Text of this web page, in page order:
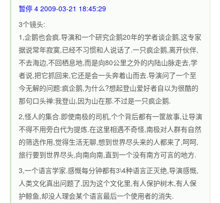
暂停 4 2009-03-21 18:45:29
3个镜头:
1,企鹅也会疯.导演和一个研究企鹅20年的学者谈企鹅,这专家
据说常年寂寞,已经不习惯和人说话了.一只疯企鹅,离开伙伴,
不去海边,不回栖息地,而是向80公里之外的内陆山脉走去,学
者说,把它抓回来,它还是会一头奔着山而去.导演问了一个至
今无解的问题:疯企鹅,为什么?想起登山爱好者自以为很酷的
那句口头禅:我登山,因为山在那.不过是一只疯企鹅.
2,怪人的集合.即使南极的司机,个个背后都有一筐故事,让导演
不得不用旁白代为提炼.在这里相遇不奇怪,南极对人群有自然
的筛选作用,觉得生活无聊,想到世界尽头来的人都来了,呵呵,
旅行要到世界尽头,向南向南,直到一个没有南方可言的地方.
3,一个语言学家.感慨每分钟都有3\4种语言正灭绝,导演感慨,
人类文化真出问题了,因为这个文化里,有人保护树木,有人保
护鲸鱼,却没人理会某个语言最后一个使用者的消失.